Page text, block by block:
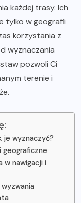
każdej trasy. Ich
tylko w geografii
korzystania z
wyznaczania
pozwoli Ci
terenie i
je wyznaczyć?
geograficzne
w nawigacji i